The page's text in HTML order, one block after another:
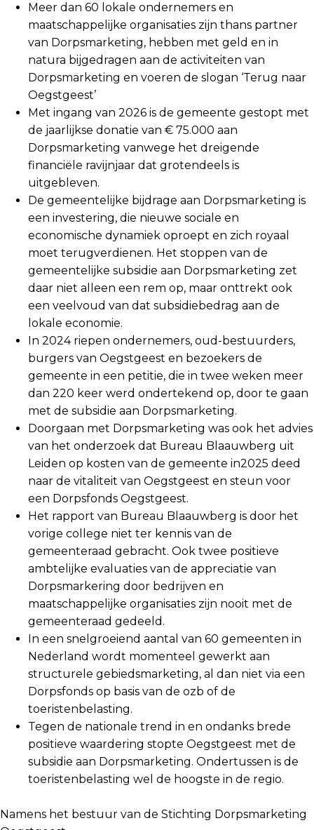
Meer dan 60 lokale ondernemers en
maatschappelijke organisaties zijn thans partner
van Dorpsmarketing, hebben met geld en in
natura bijgedragen aan de activiteiten van
Dorpsmarketing en voeren de slogan ‘Terug naar
Oegstgeest’
Met ingang van 2026 is de gemeente gestopt met
de jaarlijkse donatie van € 75.000 aan
Dorpsmarketing vanwege het dreigende
financiële ravijnjaar dat grotendeels is
uitgebleven.
De gemeentelijke bijdrage aan Dorpsmarketing is
een investering, die nieuwe sociale en
economische dynamiek oproept en zich royaal
moet terugverdienen. Het stoppen van de
gemeentelijke subsidie aan Dorpsmarketing zet
daar niet alleen een rem op, maar onttrekt ook
een veelvoud van dat subsidiebedrag aan de
lokale economie.
In 2024 riepen ondernemers, oud-bestuurders,
burgers van Oegstgeest en bezoekers de
gemeente in een petitie, die in twee weken meer
dan 220 keer werd ondertekend op, door te gaan
met de subsidie aan Dorpsmarketing.
Doorgaan met Dorpsmarketing was ook het advies
van het onderzoek dat Bureau Blaauwberg uit
Leiden op kosten van de gemeente in2025 deed
naar de vitaliteit van Oegstgeest en steun voor
een Dorpsfonds Oegstgeest.
Het rapport van Bureau Blaauwberg is door het
vorige college niet ter kennis van de
gemeenteraad gebracht. Ook twee positieve
ambtelijke evaluaties van de appreciatie van
Dorpsmarkering door bedrijven en
maatschappelijke organisaties zijn nooit met de
gemeenteraad gedeeld.
In een snelgroeiend aantal van 60 gemeenten in
Nederland wordt momenteel gewerkt aan
structurele gebiedsmarketing, al dan niet via een
Dorpsfonds op basis van de ozb of de
toeristenbelasting.
Tegen de nationale trend in en ondanks brede
positieve waardering stopte Oegstgeest met de
subsidie aan Dorpsmarketing. Ondertussen is de
toeristenbelasting wel de hoogste in de regio.
Namens het bestuur van de Stichting Dorpsmarketing